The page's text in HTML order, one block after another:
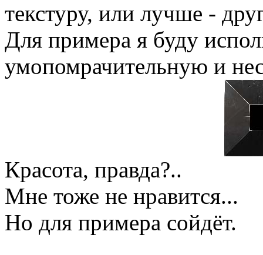
текстуру, или лучше -
Для примера я буду
умопомрачительную и
Красота, правда?..
Мне тоже не нравится...
Но для примера сойдёт.